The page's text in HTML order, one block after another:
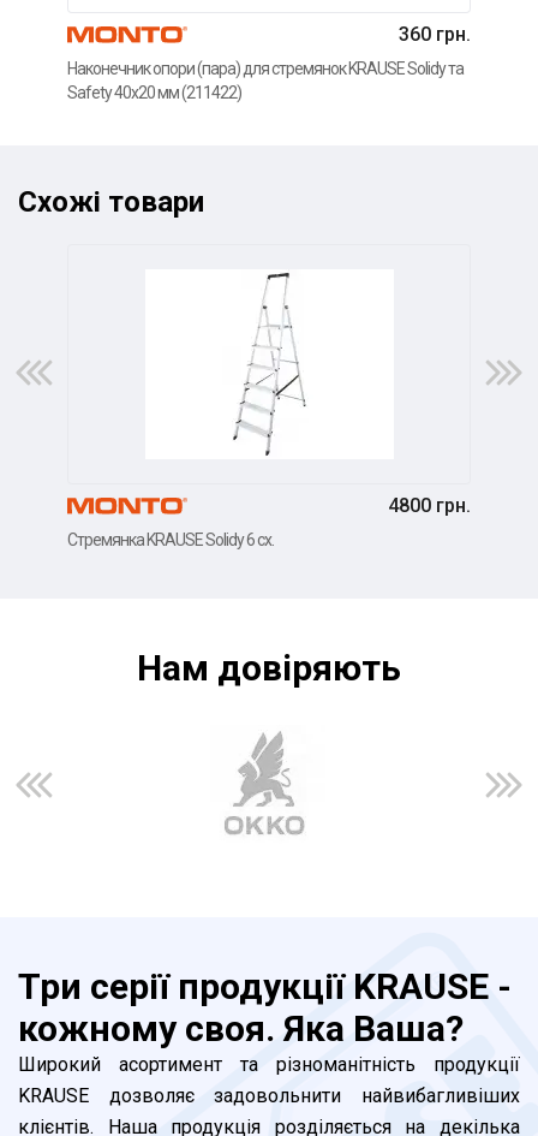
360 грн.
Наконечник опори (пара) для стремянок KRAUSE Solidy та
Safety 40x20 мм (211422)
Схожі товари
4800 грн.
Стремянка KRAUSE Solidy 6 сх.
Нам довiряють
Три серії продукції KRAUSE -
кожному своя. Яка Ваша?
Широкий асортимент та різноманітність продукції
KRAUSE дозволяє задовольнити найвибагливіших
клієнтів. Наша продукція розділяється на декілька